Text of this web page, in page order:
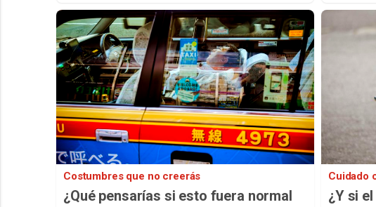
Costumbres que no creerás
¿Qué pensarías si esto fuera normal
Cuidado
¿Y si